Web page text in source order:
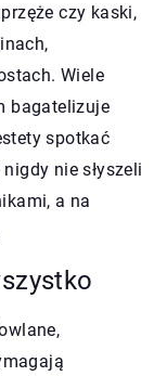
czy kaski,
Wiele
bagatelizuje
spotkać
nie słyszeli
a na